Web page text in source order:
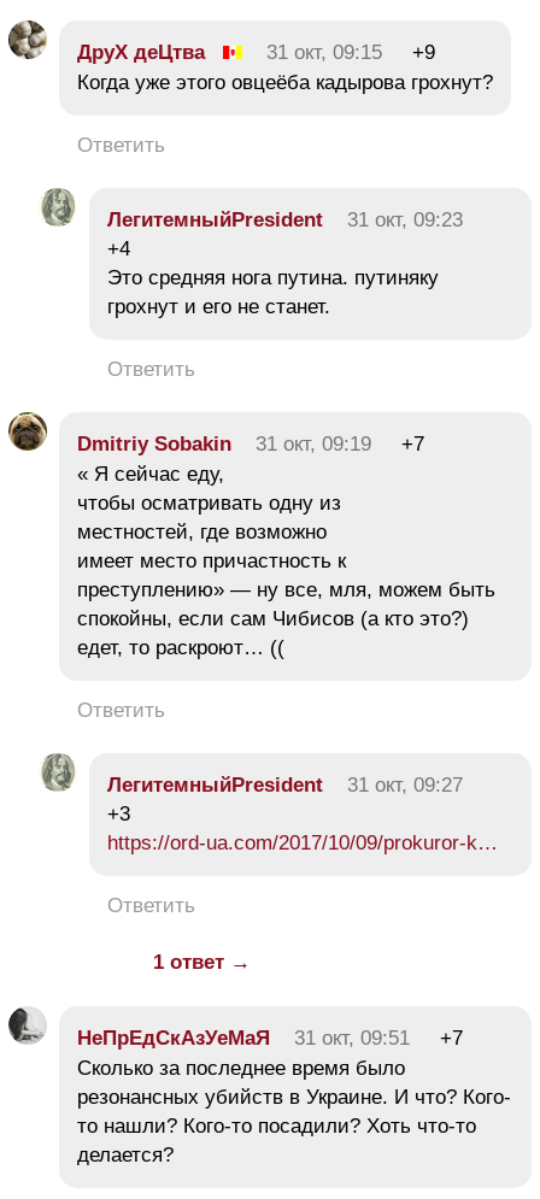
ДруХ деЦтва 31 окт, 09:15
+9
Когда уже этого овцеёба кадырова грохнут?
Ответить
ЛегитемныйPresident
31 окт, 09:23
+4
Это средняя нога путина. путиняку
грохнут и его не станет.
Ответить
Dmitriy Sobakin 31 окт, 09:19
+7
« Я сейчас еду,
чтобы осматривать одну из
местностей, где возможно
имеет место причастность к
преступлению» — ну все, мля, можем быть
спокойны, если сам Чибисов (а кто это?)
едет, то раскроют… ((
Ответить
ЛегитемныйPresident
31 окт, 09:27
+3
https://ord-ua.com/2017/10/09/prokuror-k…
Ответить
1 ответ →
НеПрЕдСкАзУеМаЯ 31 окт, 09:51
+7
Сколько за последнее время было
резонансных убийств в Украине. И что? Кого-
то нашли? Кого-то посадили? Хоть что-то
делается?